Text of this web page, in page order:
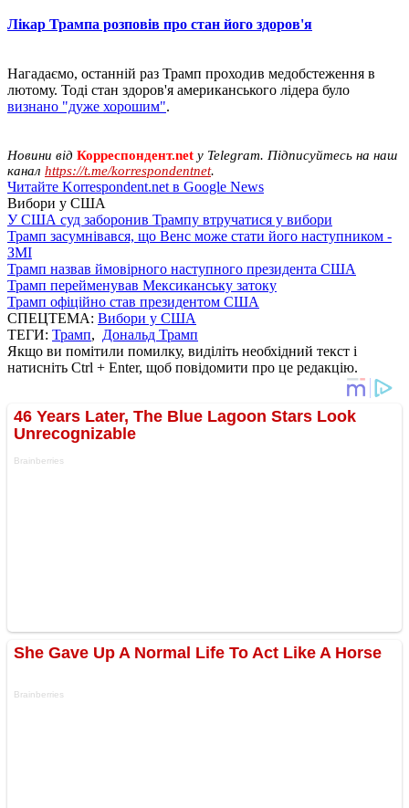
Лікар Трампа розповів про стан його здоров'я
Нагадаємо, останній раз Трамп проходив медобстеження в
лютому. Тоді стан здоров'я американського лідера було
визнано "дуже хорошим".
Новини від Корреспондент.net у Telegram. Підписуйтесь на наш
канал https://t.me/korrespondentnet.
Читайте Korrespondent.net в Google News
Вибори у США
У США суд заборонив Трампу втручатися у вибори
Трамп засумнівався, що Венс може стати його наступником -
ЗМІ
Трамп назвав ймовірного наступного президента США
Трамп перейменував Мексиканську затоку
Трамп офіційно став президентом США
СПЕЦТЕМА: Вибори у США
ТЕГИ: Трамп, Дональд Трамп
Якщо ви помітили помилку, виділіть необхідний текст і
натисніть Ctrl + Enter, щоб повідомити про це редакцію.